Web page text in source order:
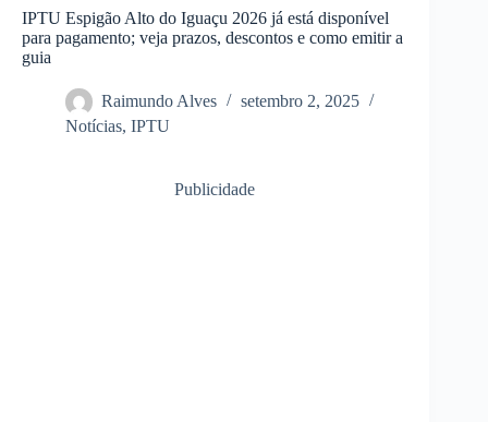
IPTU Espigão Alto do Iguaçu 2026 já está disponível
para pagamento; veja prazos, descontos e como emitir a
guia
Raimundo Alves
setembro 2, 2025
Notícias, IPTU
Publicidade